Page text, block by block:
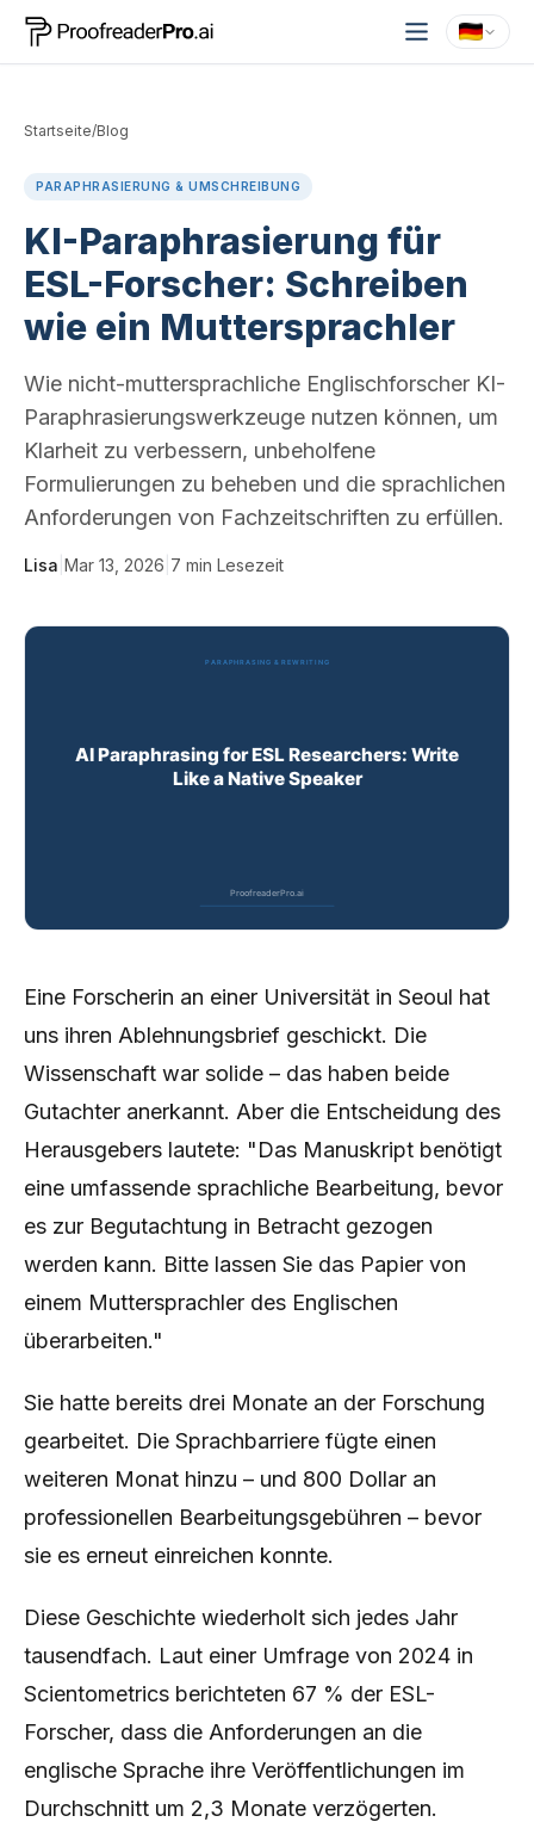
Startseite/Blog
PARAPHRASIERUNG & UMSCHREIBUNG
KI-Paraphrasierung für
ESL-Forscher: Schreiben
wie ein Muttersprachler
Wie nicht-muttersprachliche Englischforscher KI-
Paraphrasierungswerkzeuge nutzen können, um
Klarheit zu verbessern, unbeholfene
Formulierungen zu beheben und die sprachlichen
Anforderungen von Fachzeitschriften zu erfüllen.
Lisa Mar 13, 2026 7 min Lesezeit
Eine Forscherin an einer Universität in Seoul hat
uns ihren Ablehnungsbrief geschickt. Die
Wissenschaft war solide – das haben beide
Gutachter anerkannt. Aber die Entscheidung des
Herausgebers lautete: "Das Manuskript benötigt
eine umfassende sprachliche Bearbeitung, bevor
es zur Begutachtung in Betracht gezogen
werden kann. Bitte lassen Sie das Papier von
einem Muttersprachler des Englischen
überarbeiten."
Sie hatte bereits drei Monate an der Forschung
gearbeitet. Die Sprachbarriere fügte einen
weiteren Monat hinzu – und 800 Dollar an
professionellen Bearbeitungsgebühren – bevor
sie es erneut einreichen konnte.
Diese Geschichte wiederholt sich jedes Jahr
tausendfach. Laut einer Umfrage von 2024 in
Scientometrics berichteten 67 % der ESL-
Forscher, dass die Anforderungen an die
englische Sprache ihre Veröffentlichungen im
Durchschnitt um 2,3 Monate verzögerten.